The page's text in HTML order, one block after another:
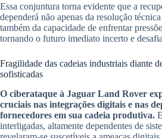
Essa conjuntura torna evidente que a
dependerá não apenas da resolução
também da capacidade de enfrentar
tornando o futuro imediato incerto e
Fragilidade das cadeias industriais diante
sofisticadas
O ciberataque à Jaguar Land Rover
cruciais nas integrações digitais e nas
fornecedores em sua cadeia produtiva.
interligadas, altamente dependentes de